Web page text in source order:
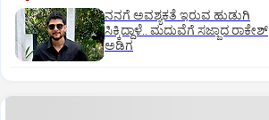
ನನಗೆ ಅವಶ್ಯಕತೆ ಇರುವ ಹುಡುಗಿ
ಸಿಕ್ಕಿದ್ದಾಳೆ.. ಮದುವೆಗೆ ಸಜ್ಜಾದ ರಾಕೇಶ್
ಅಡಿಗ